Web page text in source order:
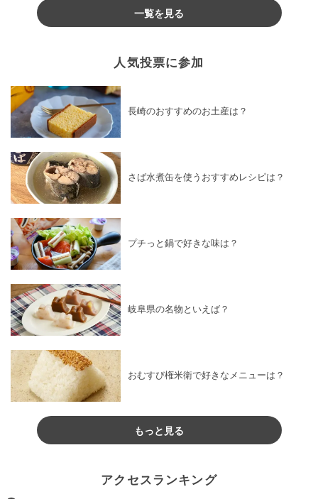
一覧を見る
人気投票に参加
長崎のおすすめのお土産は？
さば水煮缶を使うおすすめレシピは？
プチっと鍋で好きな味は？
岐阜県の名物といえば？
おむすび権米衛で好きなメニューは？
もっと見る
アクセスランキング